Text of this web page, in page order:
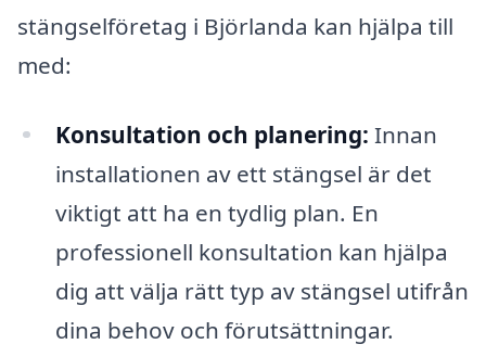
stängselföretag i Björlanda kan hjälpa till
med:
Konsultation och planering: Innan
installationen av ett stängsel är det
viktigt att ha en tydlig plan. En
professionell konsultation kan hjälpa
dig att välja rätt typ av stängsel utifrån
dina behov och förutsättningar.